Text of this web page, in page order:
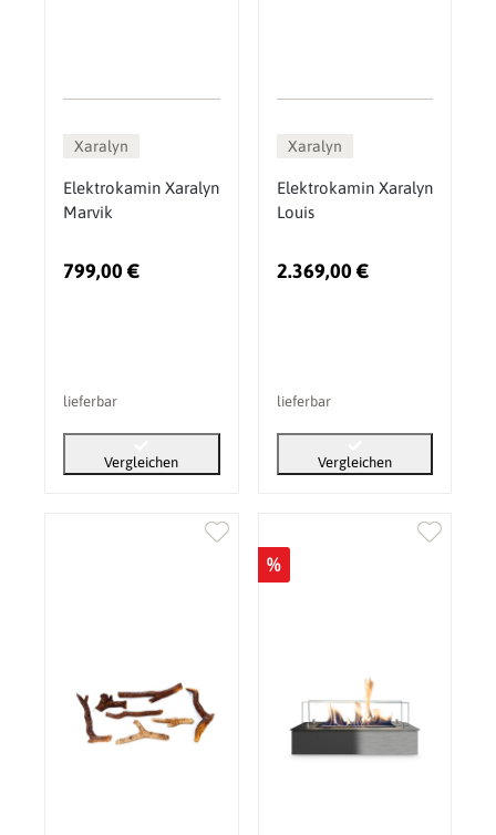
Xaralyn
Elektrokamin Xaralyn
Marvik
799,00 €
lieferbar
Vergleichen
Xaralyn
Elektrokamin Xaralyn
Louis
2.369,00 €
lieferbar
Vergleichen
%